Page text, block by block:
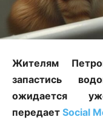
Жителям
запастись
ожидается
передает Social